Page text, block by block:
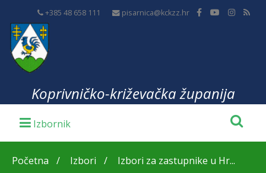
+385 48 658 111 pisarnica@kckzz.hr
Koprivničko-križevačka županija
Početna Izbori Izbori za zastupnike u Hr...